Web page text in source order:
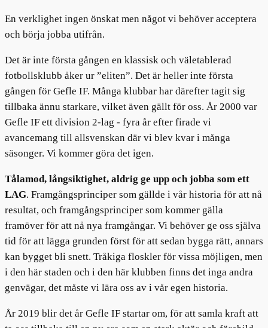
En verklighet ingen önskat men något vi behöver acceptera
och börja jobba utifrån.
Det är inte första gången en klassisk och väletablerad
fotbollsklubb åker ur ”eliten”. Det är heller inte första
gången för Gefle IF. Många klubbar har därefter tagit sig
tillbaka ännu starkare, vilket även gällt för oss. År 2000 var
Gefle IF ett division 2-lag - fyra år efter firade vi
avancemang till allsvenskan där vi blev kvar i många
säsonger. Vi kommer göra det igen.
Tålamod, långsiktighet, aldrig ge upp och jobba som ett
LAG. Framgångsprinciper som gällde i vår historia för att nå
resultat, och framgångsprinciper som kommer gälla
framöver för att nå nya framgångar. Vi behöver ge oss själva
tid för att lägga grunden först för att sedan bygga rätt, annars
kan bygget bli snett. Tråkiga floskler för vissa möjligen, men
i den här staden och i den här klubben finns det inga andra
genvägar, det måste vi lära oss av i vår egen historia.
År 2019 blir det år Gefle IF startar om, för att samla kraft att